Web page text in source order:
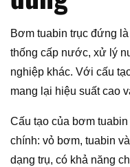
Bơm tuabin trục đứng
thống cấp nước, xử lý
nghiệp khác. Với cấu
mang lại hiệu suất cao
Cấu tạo của bơm
chính: vỏ bơm, tuabin
dạng trụ, có khả năng